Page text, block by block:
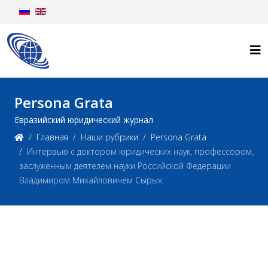
Persona Grata
Евразийский юридический журнал
Главная
Наши рубрики
Persona Grata
Интервью с доктором юридических наук, профессором,
заслуженным деятелем науки Российской Федерации
Владимиром Михайловичем Сырых